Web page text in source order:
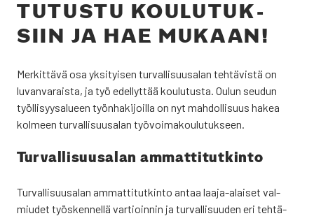
TUTUS­TU KOU­LU­TUK­
SIIN JA HAE MUKAAN!
Mer­kit­tä­vä osa yksi­tyi­sen tur­val­li­suusa­lan teh­tä­vis­tä on
luvan­va­rais­ta, ja työ edel­lyt­tää kou­lu­tus­ta. Oulun seu­dun
työl­li­syy­sa­lu­een työn­ha­ki­joil­la on nyt mah­dol­li­suus hakea
kol­meen tur­val­li­suusa­lan työ­voi­ma­kou­lu­tuk­seen.
Tur­val­li­suusa­lan ammat­ti­tut­kin­to
Tur­val­li­suusa­lan ammat­ti­tut­kin­to antaa laa­ja-alai­set val­
miu­det työs­ken­nel­lä var­tioin­nin ja tur­val­li­suu­den eri teh­tä­